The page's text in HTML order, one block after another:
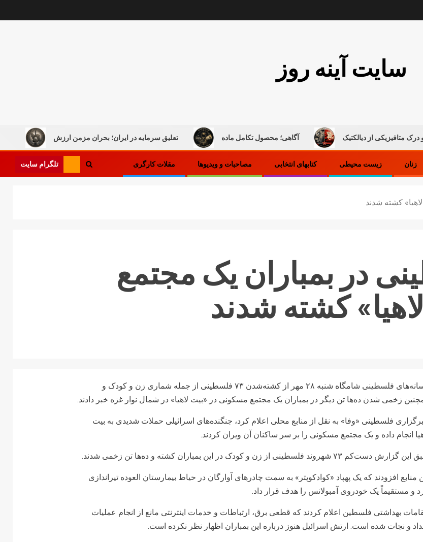
سایت آینه روز
کار در میان تعلیق سرمایه در ایران؛ بحران مزمن ارزش آگاهی؛ محصول تکامل ماده از دیالکتیک
زنان زیست محیطی کتابهای انتخابی مصاحبات و ویدیوها مقلات کارگری تلگرام سایت
فلسطینی در بمباران یک مجتمع
کشته شدند
رسانه‌های فلسطینی شامگاه شنبه ۲۸ مهر از کشته‌شدن ۷۳ فلسطینی از جمله شماری زن و کودک و
زخمی شدن ده‌ها تن دیگر در بمباران یک مجتمع مسکونی در «بیت لاهیا» در شمال نوار غزه خبر دادند.
فلسطینی «وفا» به نقل از منابع محلی اعلام کرد، جنگنده‌های اسرائیلی حملات شدیدی به بیت
انجام داده و یک مجتمع مسکونی را بر سر ساکنان آن ویران کردند.
گزارش دست‌کم ۷۳ شهروند فلسطینی از زن و کودک در این بمباران کشته و ده‌ها تن زخمی شدند.
منابع افزودند که یک پهپاد «کوادکوپتر» به سمت چادرهای آوارگان در حیاط بیمارستان العوده تیراندازی
و مستقیماً یک خودروی آمبولانس را هدف قرار داد.
بهداشتی فلسطین اعلام کردند که قطعی برق، ارتباطات و خدمات اینترنتی مانع از انجام عملیات
و نجات شده است. ارتش اسرائیل هنوز درباره این بمباران اظهار نظر نکرده است.